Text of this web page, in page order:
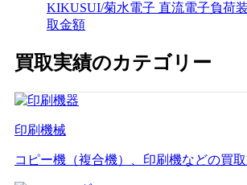
KIKUSUI/菊水電子 直流電子負荷
取金額
買取実績のカテゴリー
印刷機械
コピー機（複合機）、印刷機などの買